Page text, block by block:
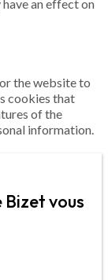
an effect on
the website to
cookies that
of the
information.
vous